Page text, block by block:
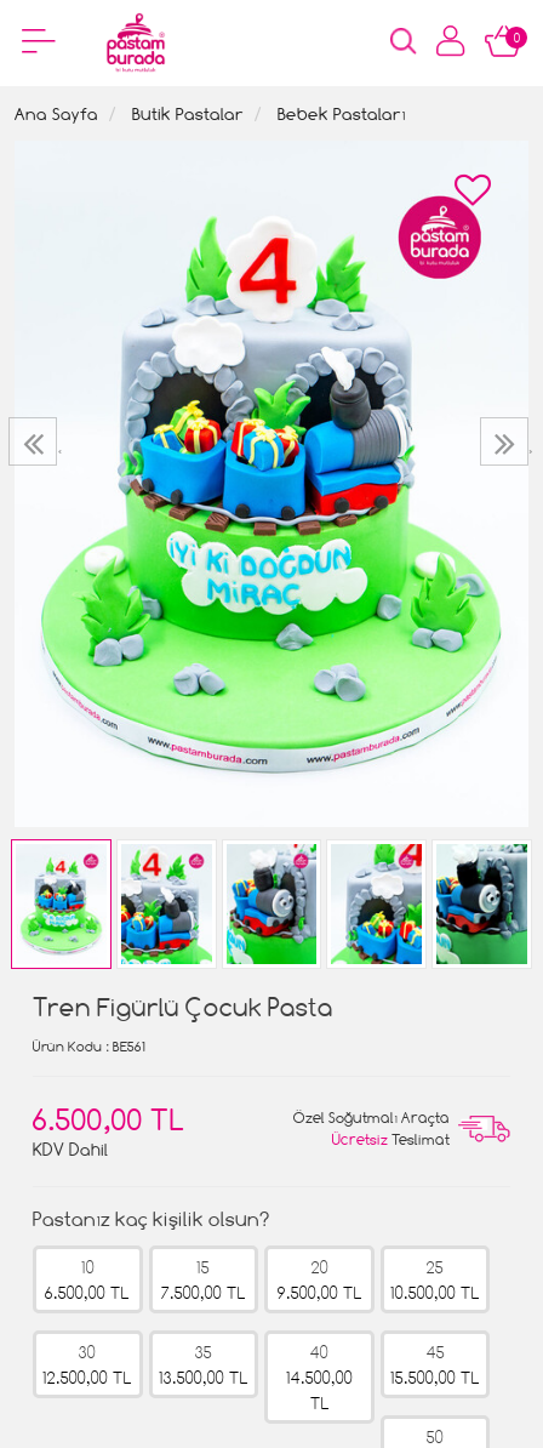
0
Ana Sayfa Butik Pastalar Bebek Pastaları
‹ ›
Tren Figürlü Çocuk Pasta
Ürün Kodu : BE561
6.500,00 TL
KDV Dahil
Özel Soğutmalı Araçta
Ücretsiz Teslimat
Pastanız kaç kişilik olsun?
10
6.500,00 TL
15
7.500,00 TL
20
9.500,00 TL
25
10.500,00 TL
30
12.500,00 TL
35
13.500,00 TL
40
14.500,00
TL
45
15.500,00 TL
50